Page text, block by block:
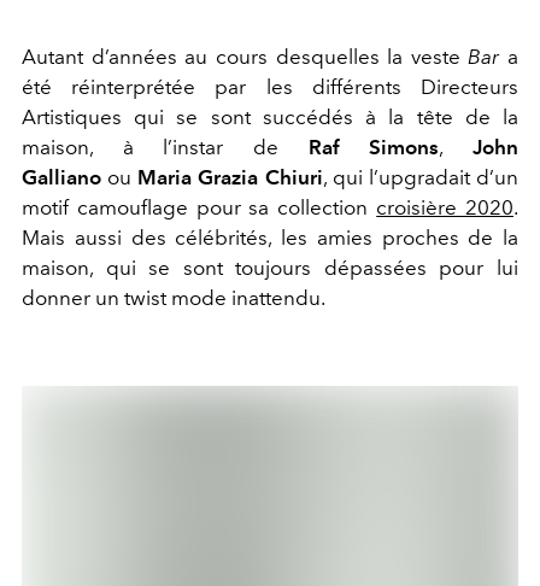
Autant d’années au cours desquelles la veste Bara
été réinterprétée par les différents Directeurs
Artistiques qui se sont succédés à la tête de la
maison, à l’instar de Raf Simons,John
Galliano ou Maria Grazia Chiuri, qui l’upgradait d’un
motif camouflage pour sa collection croisière 2020.
Mais aussi des célébrités, les amies proches de la
maison, qui se sont toujours dépassées pour lui
donner un twist mode inattendu.